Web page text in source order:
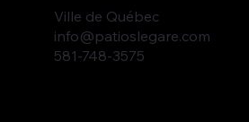
Ville de Québec
info@patioslegare.com
581-748-3575